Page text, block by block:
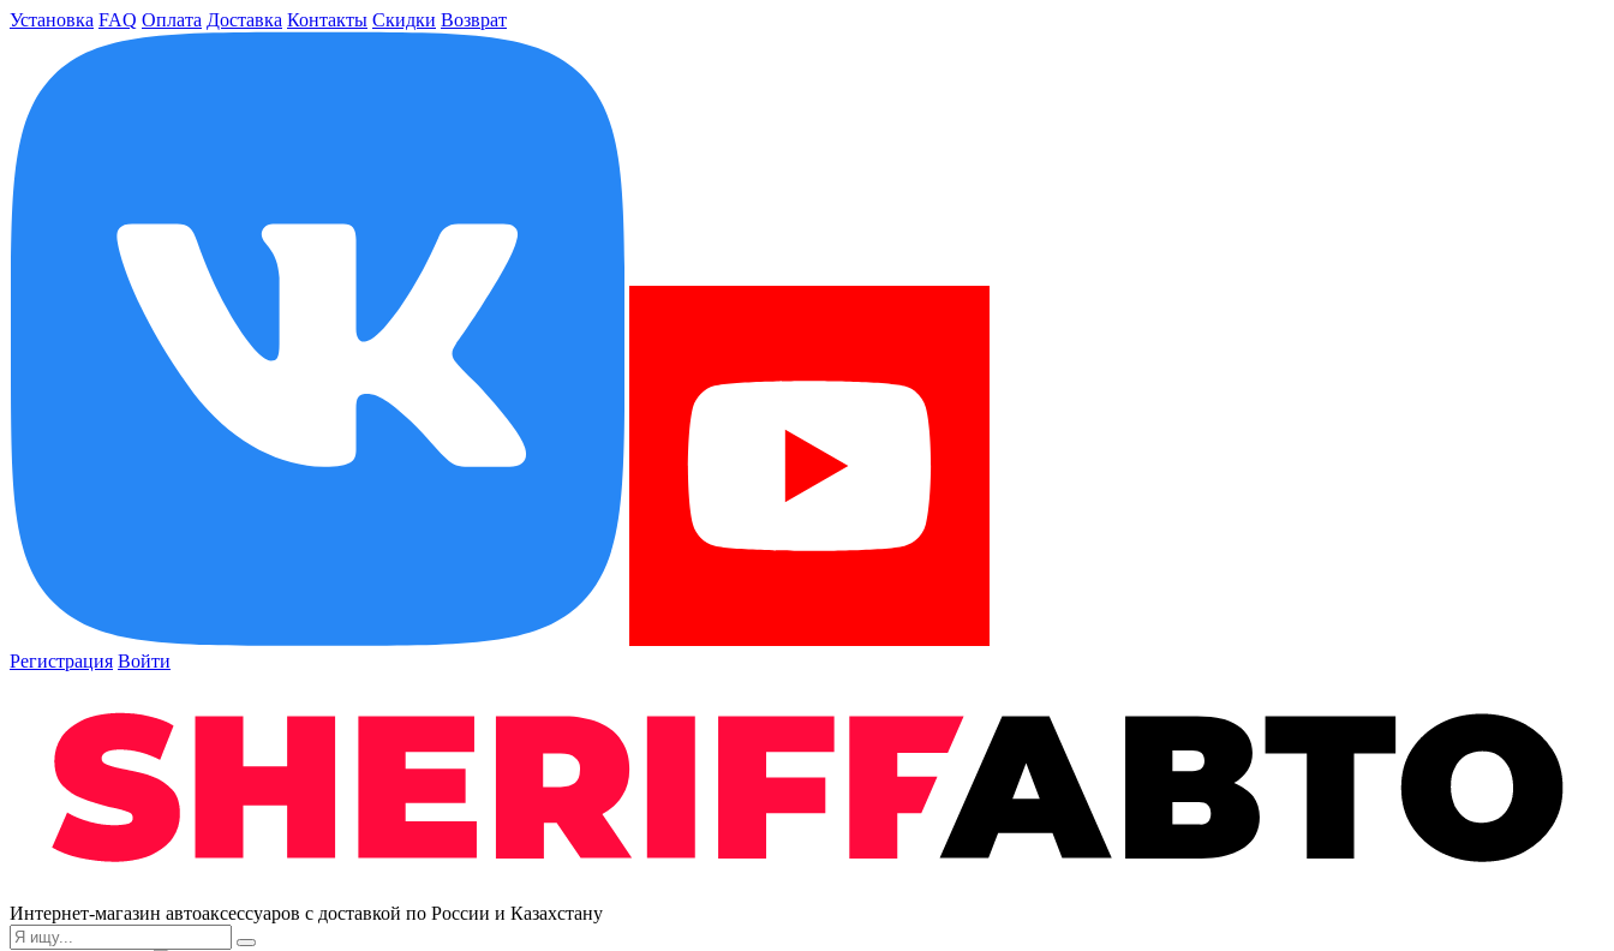
Установка FAQ Оплата Доставка Контакты Скидки Возврат
Регистрация Войти
Интернет-магазин автоаксессуаров с доставкой по России и Казахстану